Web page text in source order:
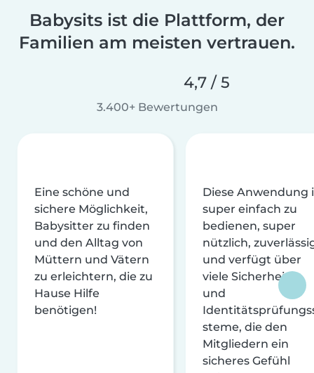
Babysits ist die Plattform, der
Familien am meisten vertrauen.
4,7 / 5
3.400+ Bewertungen
Eine schöne und
sichere Möglichkeit,
Babysitter zu finden
und den Alltag von
Müttern und Vätern
zu erleichtern, die zu
Hause Hilfe
benötigen!
Diese Anwendung
super einfach zu
bedienen, super
nützlich,
und verfügt über
viele Sicherheits-
und
steme, die den
Mitgliedern ein
sicheres Gefühl